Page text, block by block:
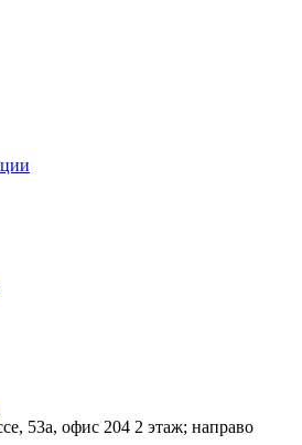
53а, офис 204 2 этаж; направо